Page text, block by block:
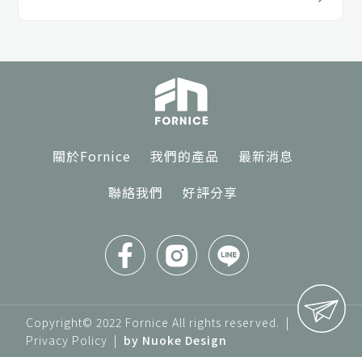
關於Fornice 我們的產品
最新消息
聯絡我們
好評分享
Copyright© 2022 Fornice All rights reserved. |
Privacy Policy | by Nuoke Design